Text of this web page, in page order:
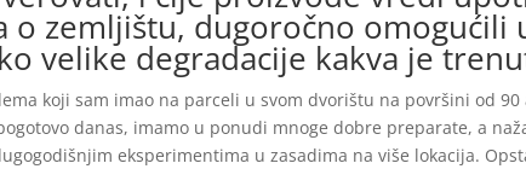
o zemljištu, dugoročno omogućili
velike degradacije kakva je
koji sam imao na parceli u svom dvorištu na površini od
danas, imamo u ponudi mnoge dobre preparate, a
eksperimentima u zasadima na više lokacija.